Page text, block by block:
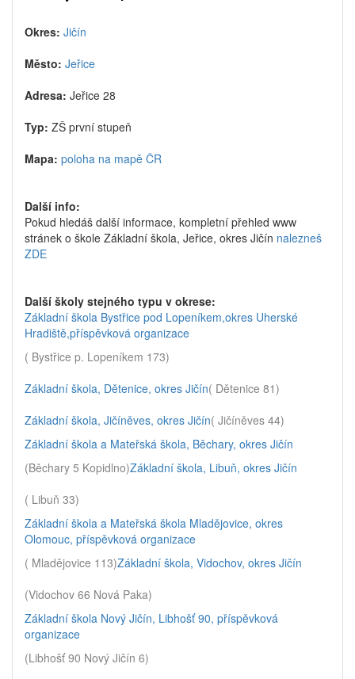
Okres: Jičín
Město: Jeřice
Adresa: Jeřice 28
Typ: ZŠ první stupeň
Mapa: poloha na mapě ČR
Další info:
Pokud hledáš další informace, kompletní přehled www
stránek o škole Základní škola, Jeřice, okres Jičín nalezneš
ZDE
Další školy stejného typu v okrese:
Základní škola Bystřice pod Lopeníkem,okres Uherské
Hradiště,příspěvková organizace
( Bystřice p. Lopeníkem 173)
Základní škola, Dětenice, okres Jičín( Dětenice 81)
Základní škola, Jičíněves, okres Jičín( Jičíněves 44)
Základní škola a Mateřská škola, Běchary, okres Jičín
(Běchary 5 Kopidlno)Základní škola, Libuň, okres Jičín
( Libuň 33)
Základní škola a Mateřská škola Mladějovice, okres
Olomouc, příspěvková organizace
( Mladějovice 113)Základní škola, Vidochov, okres Jičín
(Vidochov 66 Nová Paka)
Základní škola Nový Jičín, Libhošť 90, příspěvková
organizace
(Libhošť 90 Nový Jičín 6)